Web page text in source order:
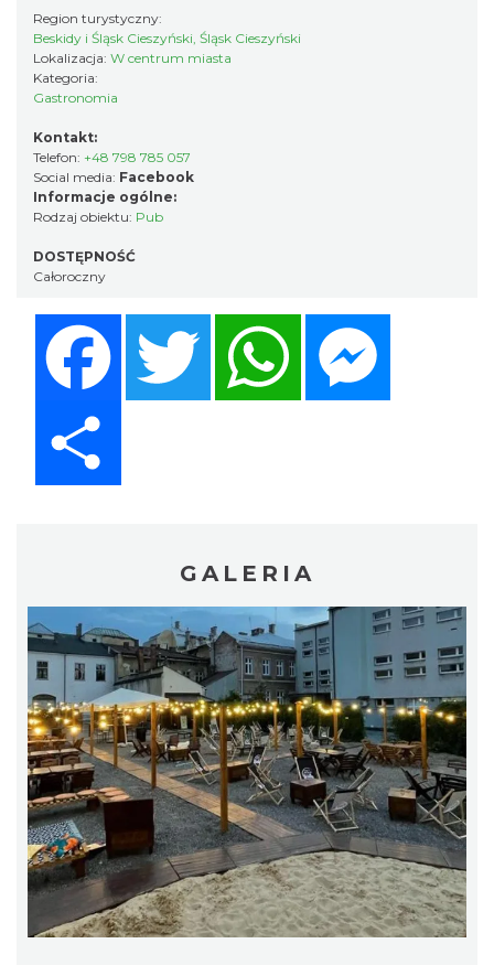
Region turystyczny:
Beskidy i Śląsk Cieszyński, Śląsk Cieszyński
Lokalizacja: W centrum miasta
Kategoria:
Gastronomia
Kontakt:
Telefon: +48 798 785 057
Social media: Facebook
Informacje ogólne:
Rodzaj obiektu: Pub
DOSTĘPNOŚĆ
Całoroczny
Twitter WhatsApp
GALERIA